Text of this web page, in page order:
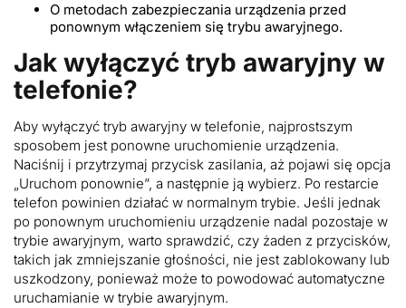
O metodach zabezpieczania urządzenia przed
ponownym włączeniem się trybu awaryjnego.
Jak wyłączyć tryb awaryjny w
telefonie?
Aby wyłączyć tryb awaryjny w telefonie, najprostszym
sposobem jest ponowne uruchomienie urządzenia.
Naciśnij i przytrzymaj przycisk zasilania, aż pojawi się opcja
„Uruchom ponownie”, a następnie ją wybierz. Po restarcie
telefon powinien działać w normalnym trybie. Jeśli jednak
po ponownym uruchomieniu urządzenie nadal pozostaje w
trybie awaryjnym, warto sprawdzić, czy żaden z przycisków,
takich jak zmniejszanie głośności, nie jest zablokowany lub
uszkodzony, ponieważ może to powodować automatyczne
uruchamianie w trybie awaryjnym.